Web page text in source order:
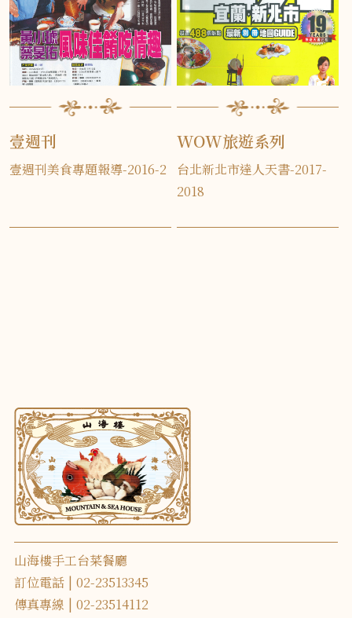
壹週刊
壹週刊美食專題報導-2016-2
WOW旅遊系列
台北新北市達人天書-2017-
2018
山海樓手工台菜餐廳
訂位電話
02-23513345
傳真專線
02-23514112